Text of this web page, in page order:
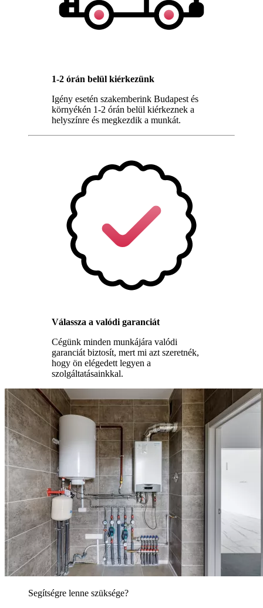
1-2 órán belül kiérkezünk
Igény esetén szakemberink Budapest és
környékén 1-2 órán belül kiérkeznek a
helyszínre és megkezdik a munkát.
Válassza a valódi garanciát
Cégünk minden munkájára valódi
garanciát biztosít, mert mi azt szeretnék,
hogy ön elégedett legyen a
szolgáltatásainkkal.
Segítségre lenne szüksége?